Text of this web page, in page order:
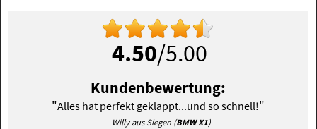
4.50/5.00
Kundenbewertung:
"Alles hat perfekt geklappt...und so schnell!"
Willy aus Siegen (BMW X1)